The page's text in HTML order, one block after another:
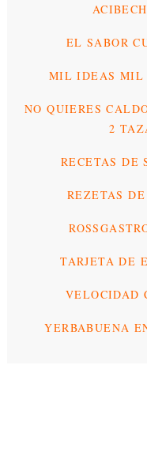
EL SABOR
MIL IDEAS MIL
NO QUIERES
2
RECETAS DE
REZETAS
TARJETA DE
VELOCIDAD
YERBABUENA